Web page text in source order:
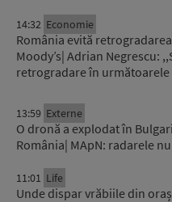
14:32 Economie
România evită
Moody’s| Adrian Negrescu:
retrogradare în
13:59 Externe
O dronă a explodat în
România| MApN: radarele
11:01 Life
Unde dispar vrăbiile din